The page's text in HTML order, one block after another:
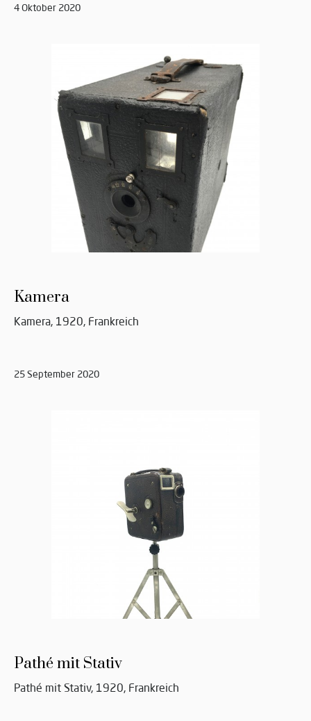
4 Oktober 2020
Kamera
Kamera, 1920, Frankreich
25 September 2020
Pathé mit Stativ
Pathé mit Stativ, 1920, Frankreich